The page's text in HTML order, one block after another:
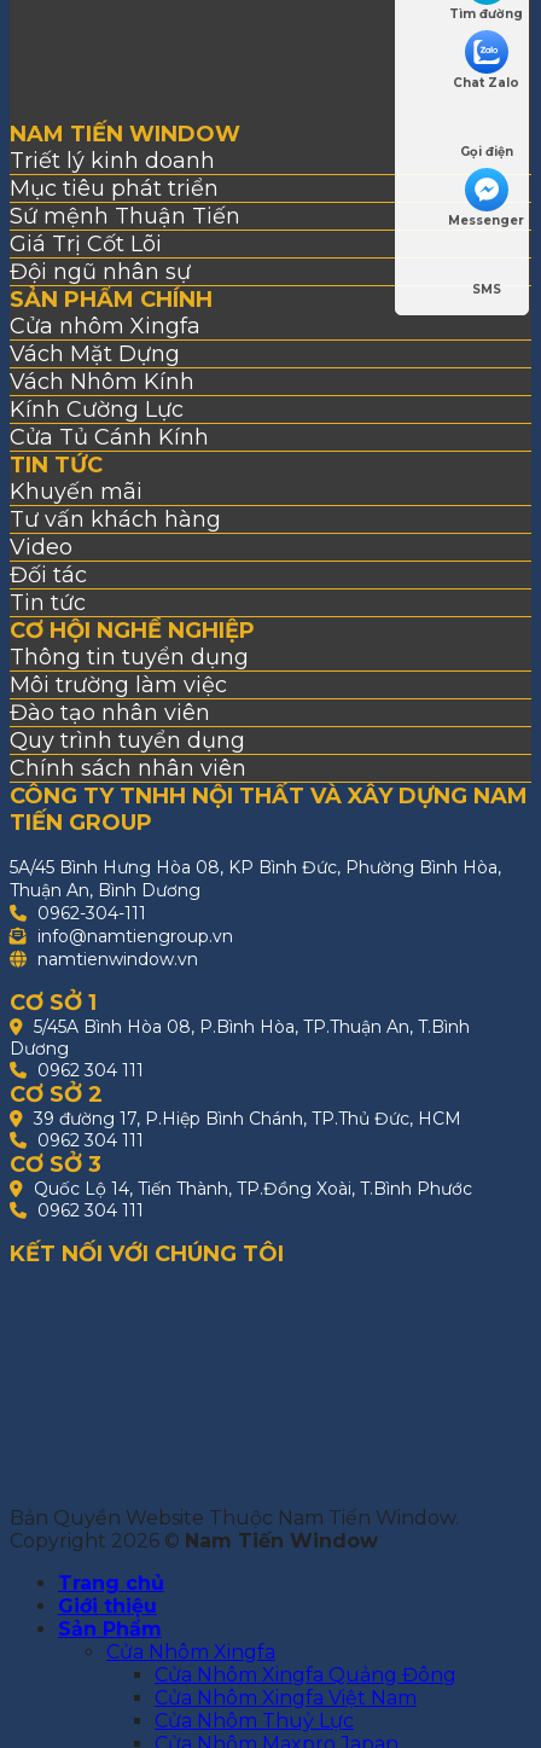
NAM TIẾN WINDOW
Triết lý kinh doanh
Mục tiêu phát triển
Sứ mệnh Thuận Tiến
Giá Trị Cốt Lõi
Đội ngũ nhân sự
SẢN PHẨM CHÍNH
Cửa nhôm Xingfa
Vách Mặt Dựng
Vách Nhôm Kính
Kính Cường Lực
Cửa Tủ Cánh Kính
TIN TỨC
Khuyến mãi
Tư vấn khách hàng
Video
Đối tác
Tin tức
CƠ HỘI NGHỀ NGHIỆP
Thông tin tuyển dụng
Môi trường làm việc
Đào tạo nhân viên
Quy trình tuyển dụng
Chính sách nhân viên
CÔNG TY TNHH NỘI THẤT VÀ XÂY DỰNG NAM
TIẾN GROUP
5A/45 Bình Hưng Hòa 08, KP Bình Đức, Phường Bình Hòa,
Thuận An, Bình Dương
0962-304-111
info@namtiengroup.vn
namtienwindow.vn
CƠ SỞ 1
5/45A Bình Hòa 08, P.Bình Hòa, TP.Thuận An, T.Bình
Dương
0962 304 111
CƠ SỞ 2
39 đường 17, P.Hiệp Bình Chánh, TP.Thủ Đức, HCM
0962 304 111
CƠ SỞ 3
Quốc Lộ 14, Tiến Thành, TP.Đồng Xoài, T.Bình Phước
0962 304 111
KẾT NỐI VỚI CHÚNG TÔI
Tìm đường
Chat Zalo
Gọi điện
Messenger
SMS
Bản Quyền Website Thuộc Nam Tiến Window.
Copyright 2026 © Nam Tiến Window
Trang chủ
Giới thiệu
Sản Phẩm
Cửa Nhôm Xingfa
Cửa Nhôm Xingfa Quảng Đông
Cửa Nhôm Xingfa Việt Nam
Cửa Nhôm Thuỷ Lực